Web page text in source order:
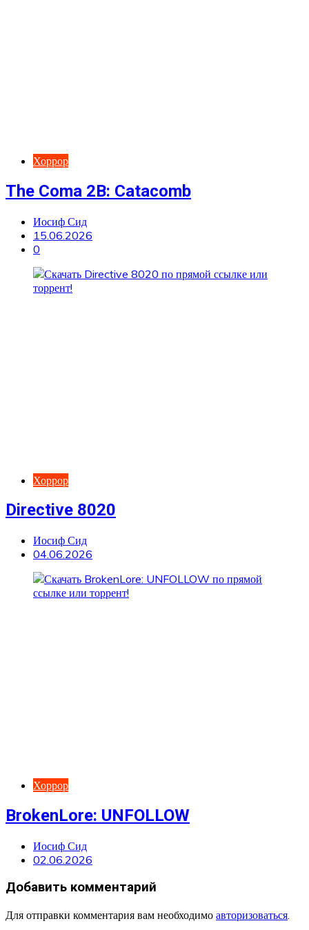
Хоррор
The Coma 2B: Catacomb
Иосиф Сид
15.06.2026
0
Хоррор
Directive 8020
Иосиф Сид
04.06.2026
Хоррор
BrokenLore: UNFOLLOW
Иосиф Сид
02.06.2026
Добавить комментарий
Для отправки комментария вам необходимо авторизоваться